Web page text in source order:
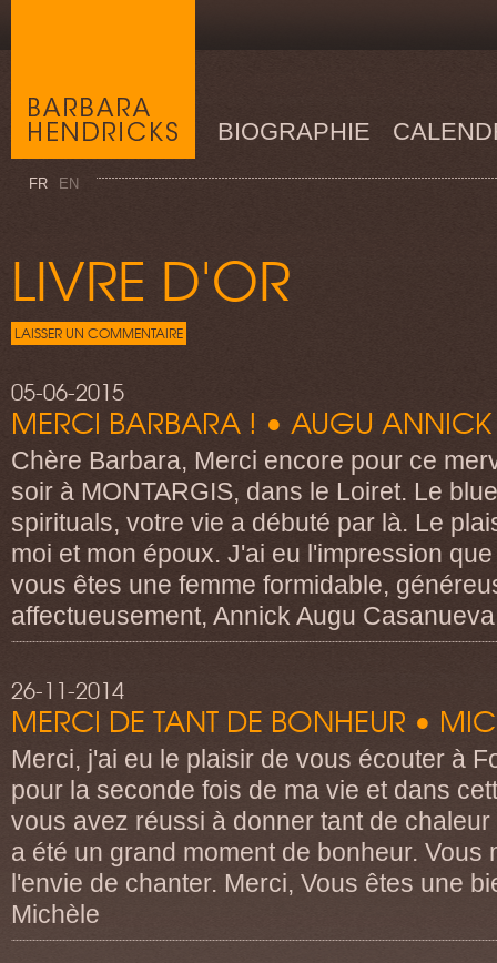
BIOGRAPHIE
FR EN
LIVRE D'OR
LAISSER UN COMMENTAIRE
05-06-2015
MERCI BARBARA ! • AUGU ANNICK
Chère Barbara, Merci encore pour ce
soir à MONTARGIS, dans le Loiret. Le
spirituals, votre vie a débuté par là. Le
moi et mon époux. J'ai eu l'impression
vous êtes une femme formidable,
affectueusement, Annick Augu Casanueva
26-11-2014
MERCI DE TANT DE BONHEUR •
Merci, j'ai eu le plaisir de vous écouter à
pour la seconde fois de ma vie et dans
vous avez réussi à donner tant de
a été un grand moment de bonheur. Vous
l'envie de chanter. Merci, Vous êtes une
Michèle